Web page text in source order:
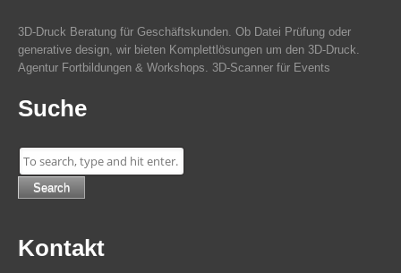
3D-Druck Beratung für Geschäftskunden. Ob Datei Prüfung oder
generative design, wir bieten Komplettlösungen um den 3D-Druck.
Agentur Fortbildungen & Workshops. 3D-Scanner für Events
Suche
Search
Kontakt